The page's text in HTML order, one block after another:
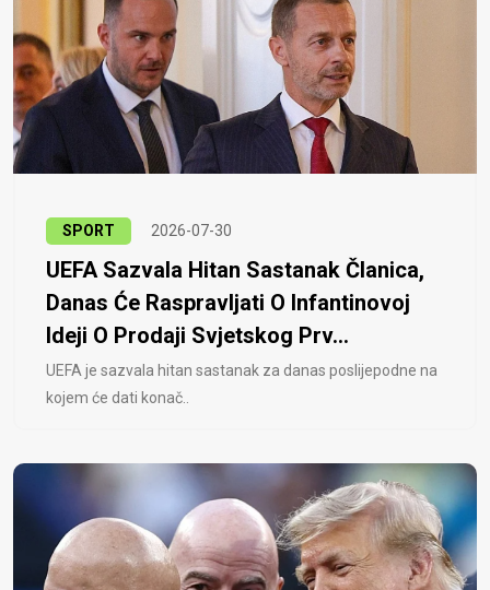
SPORT 2026-07-30
UEFA Sazvala Hitan Sastanak Članica,
Danas Će Raspravljati O Infantinovoj
Ideji O Prodaji Svjetskog Prv...
UEFA je sazvala hitan sastanak za danas poslijepodne na
kojem će dati konač..